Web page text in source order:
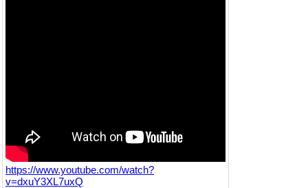
https://www.youtube.com/watch?
v=dxuY3XL7uxQ